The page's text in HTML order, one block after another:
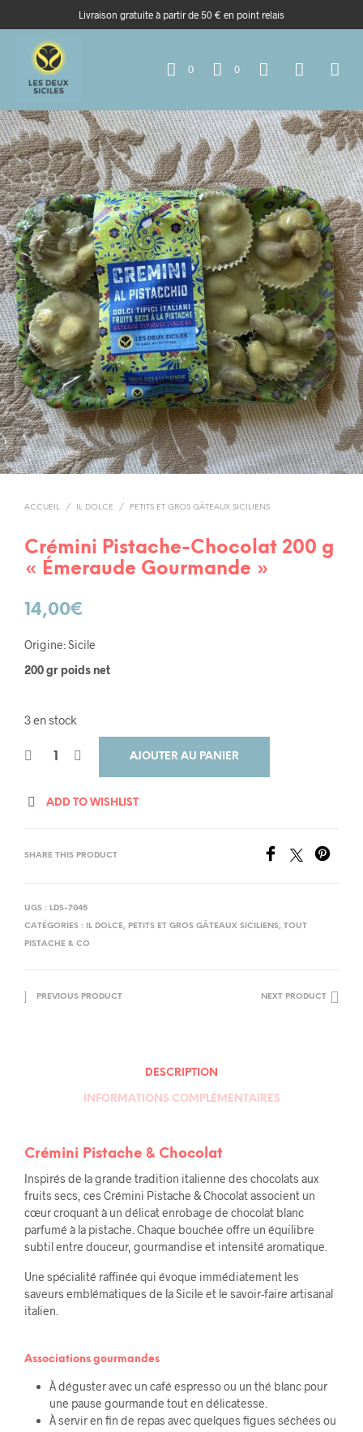
Livraison gratuite à partir de 50 € en point relais
0 0
ACCUEIL / IL DOLCE / PETITS ET GROS GÂTEAUX SICILIENS
Crémini Pistache-Chocolat 200 g
« Émeraude Gourmande »
14,00€
Origine: Sicile
200 gr poids net
3 en stock
AJOUTER AU PANIER
ADD TO WISHLIST
SHARE THIS PRODUCT
UGS : LDS-7045
CATÉGORIES :
IL DOLCE, PETITS ET GROS GÂTEAUX SICILIENS, TOUT
PISTACHE & CO
PREVIOUS PRODUCT NEXT PRODUCT
DESCRIPTION
INFORMATIONS COMPLÉMENTAIRES
Crémini Pistache & Chocolat
Inspirés de la grande tradition italienne des chocolats aux
fruits secs, ces Crémini Pistache & Chocolat associent un
cœur croquant à un délicat enrobage de chocolat blanc
parfumé à la pistache. Chaque bouchée offre un équilibre
subtil entre douceur, gourmandise et intensité aromatique.
Une spécialité raffinée qui évoque immédiatement les
saveurs emblématiques de la Sicile et le savoir-faire artisanal
italien.
Associations gourmandes
À déguster avec un café espresso ou un thé blanc pour
une pause gourmande tout en délicatesse.
À servir en fin de repas avec quelques figues séchées ou